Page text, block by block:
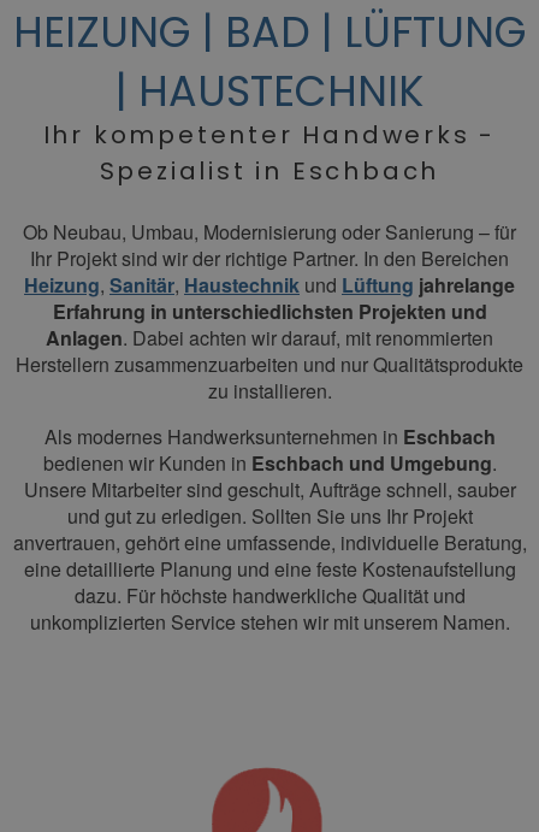
HEIZUNG | BAD | LÜFTUNG
| HAUSTECHNIK
Ihr kompetenter Handwerks -
Spezialist in Eschbach
Ob Neubau, Umbau, Modernisierung oder Sanierung – für
Ihr Projekt sind wir der richtige Partner. In den Bereichen
Heizung, Sanitär, Haustechnik und Lüftung jahrelange
Erfahrung in unterschiedlichsten Projekten und
Anlagen. Dabei achten wir darauf, mit renommierten
Herstellern zusammenzuarbeiten und nur Qualitätsprodukte
zu installieren.
Als modernes Handwerksunternehmen in Eschbach
bedienen wir Kunden in Eschbach und Umgebung.
Unsere Mitarbeiter sind geschult, Aufträge schnell, sauber
und gut zu erledigen. Sollten Sie uns Ihr Projekt
anvertrauen, gehört eine umfassende, individuelle Beratung,
eine detaillierte Planung und eine feste Kostenaufstellung
dazu. Für höchste handwerkliche Qualität und
unkomplizierten Service stehen wir mit unserem Namen.